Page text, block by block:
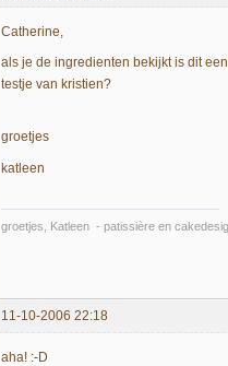
Catherine,
als je de ingredienten bekijkt is dit
testje van kristien?
groetjes
katleen
groetjes, Katleen - patissière en
11-10-2006 22:18
aha! :-D